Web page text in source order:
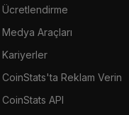
Ücretlendirme
Medya Araçları
Kariyerler
CoinStats'ta Reklam Verin
CoinStats API